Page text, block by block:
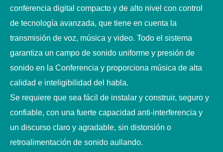
conferencia digital compacto y de alto nivel con control
de tecnología avanzada, que tiene en cuenta la
transmisión de voz, música y video. Todo el sistema
garantiza un campo de sonido uniforme y presión de
sonido en la Conferencia y proporciona música de alta
calidad e inteligibilidad del habla.
Se requiere que sea fácil de instalar y construir, seguro y
confiable, con una fuerte capacidad anti-interferencia y
un discurso claro y agradable, sin distorsión o
retroalimentación de sonido aullando.